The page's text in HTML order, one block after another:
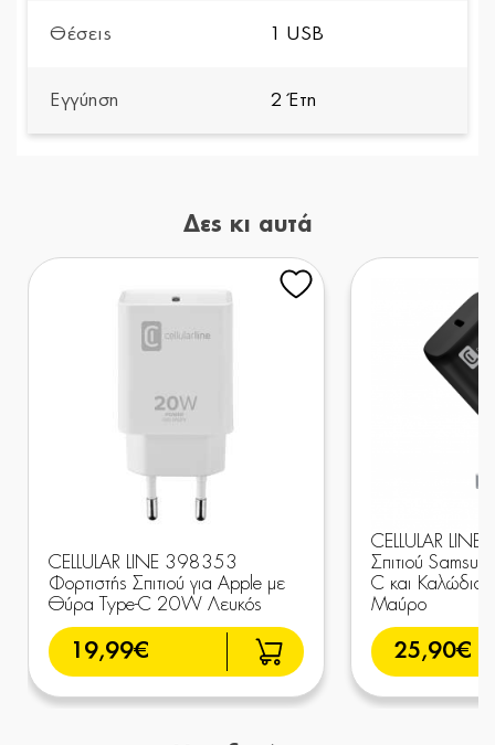
Θέσεις 1 USB
Εγγύηση 2 Έτη
Δες κι αυτά
CELLULAR LINE 398353
Φορτιστής Σπιτιού για Apple με
Θύρα Type-C 20W Λευκός
19,99€
CELLULAR LINE
Σπιτιού
C και Καλώδιο
Μαύρο
25,90€